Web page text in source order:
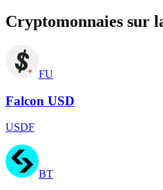
Cryptomonnaies sur
FU
Falcon USD
USDF
BT